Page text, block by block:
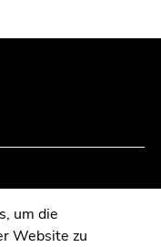
um die
Website zu